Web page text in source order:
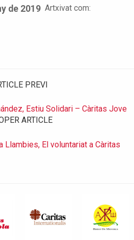
de 2019 Artxivat com:
PREVI
Estiu Solidari – Càritas Jove
ARTICLE
Llambies, El voluntariat a Càritas